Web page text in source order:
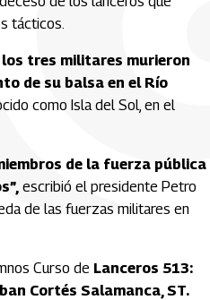
tácticos.
los tres militares murieron
de su balsa en el Río
como Isla del Sol, en el
de la fuerza pública
escribió el presidente Petro
de las fuerzas militares en
Curso de Lanceros 513:
Cortés Salamanca, ST.